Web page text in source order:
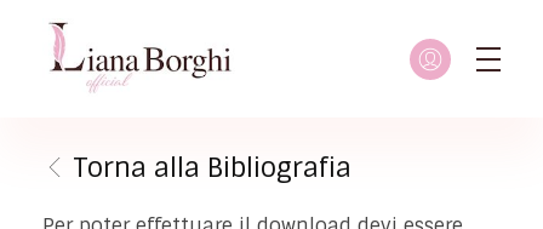
Torna alla Bibliografia